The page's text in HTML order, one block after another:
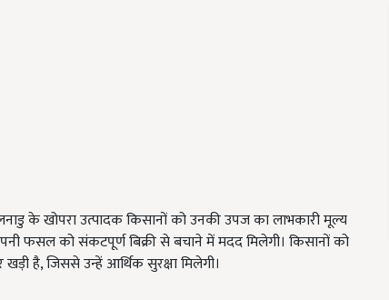
के खोपरा उत्पादक किसानों को उनकी उपज का लाभकारी मूल्य
फसल को संकटपूर्ण बिक्री से बचाने में मदद मिलेगी। किसानों को
है, जिससे उन्हें आर्थिक सुरक्षा मिलेगी।